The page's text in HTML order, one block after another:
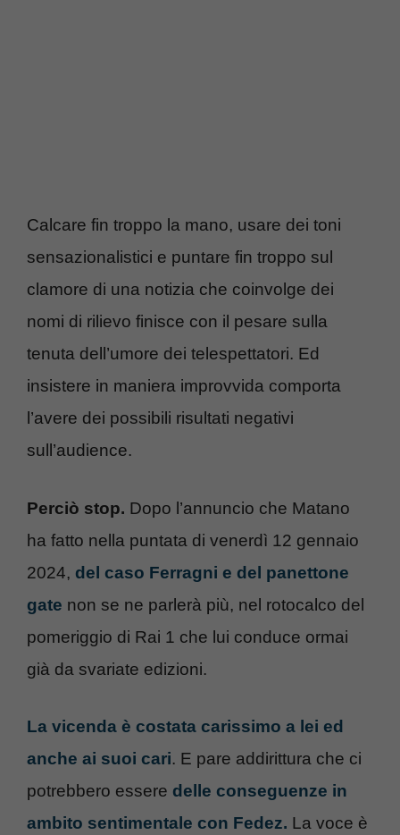
Calcare fin troppo la mano, usare dei toni
sensazionalistici e puntare fin troppo sul
clamore di una notizia che coinvolge dei
nomi di rilievo finisce con il pesare sulla
tenuta dell’umore dei telespettatori. Ed
insistere in maniera improvvida comporta
l’avere dei possibili risultati negativi
sull’audience.
Perciò stop. Dopo l’annuncio che Matano
ha fatto nella puntata di venerdì 12 gennaio
2024, del caso Ferragni e del panettone
gate non se ne parlerà più, nel rotocalco del
pomeriggio di Rai 1 che lui conduce ormai
già da svariate edizioni.
La vicenda è costata carissimo a lei ed
anche ai suoi cari. E pare addirittura che ci
potrebbero essere delle conseguenze in
ambito sentimentale con Fedez. La voce è